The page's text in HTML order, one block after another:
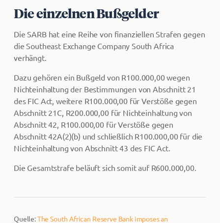
Die einzelnen Bußgelder
Die SARB hat eine Reihe von finanziellen Strafen gegen
die Southeast Exchange Company South Africa
verhängt.
Dazu gehören ein Bußgeld von R100.000,00 wegen
Nichteinhaltung der Bestimmungen von Abschnitt 21
des FIC Act, weitere R100.000,00 für Verstöße gegen
Abschnitt 21C, R200.000,00 für Nichteinhaltung von
Abschnitt 42, R100.000,00 für Verstöße gegen
Abschnitt 42A(2)(b) und schließlich R100.000,00 für die
Nichteinhaltung von Abschnitt 43 des FIC Act.
Die Gesamtstrafe beläuft sich somit auf R600.000,00.
Quelle:The South African Reserve Bank imposes an